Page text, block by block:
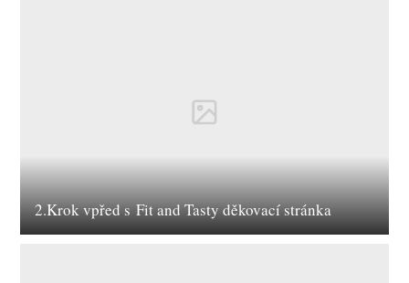
2.Krok vpřed s Fit and Tasty děkovací stránka